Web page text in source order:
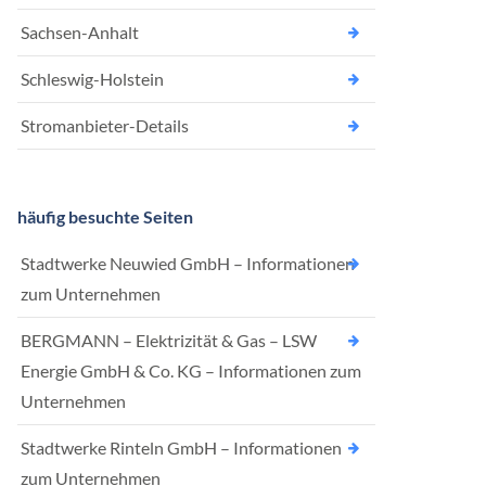
Sachsen-Anhalt
Schleswig-Holstein
Stromanbieter-Details
häufig besuchte Seiten
Stadtwerke Neuwied GmbH – Informationen
zum Unternehmen
BERGMANN – Elektrizität & Gas – LSW
Energie GmbH & Co. KG – Informationen zum
Unternehmen
Stadtwerke Rinteln GmbH – Informationen
zum Unternehmen